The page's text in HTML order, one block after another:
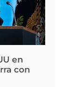
en
con